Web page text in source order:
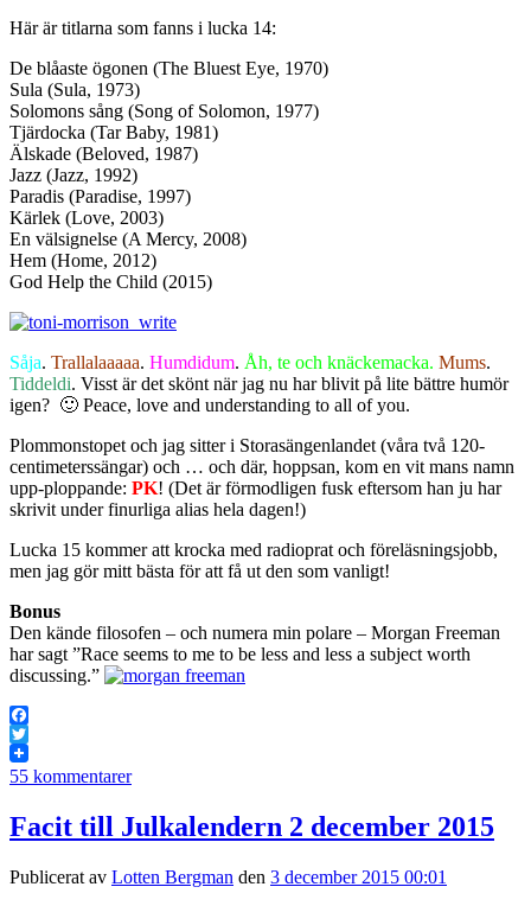
Här är titlarna som fanns i lucka 14:
De blåaste ögonen (The Bluest Eye, 1970)
Sula (Sula, 1973)
Solomons sång (Song of Solomon, 1977)
Tjärdocka (Tar Baby, 1981)
Älskade (Beloved, 1987)
Jazz (Jazz, 1992)
Paradis (Paradise, 1997)
Kärlek (Love, 2003)
En välsignelse (A Mercy, 2008)
Hem (Home, 2012)
God Help the Child (2015)
Såja. Trallalaaaaa. Humdidum. Åh, te och knäckemacka. Mums.
Tiddeldi. Visst är det skönt när jag nu har blivit på lite bättre humör
igen? 🙂 Peace, love and understanding to all of you.
Plommonstopet och jag sitter i Storasängenlandet (våra två 120-
centimeterssängar) och … och där, hoppsan, kom en vit mans namn
upp-ploppande: PK! (Det är förmodligen fusk eftersom han ju har
skrivit under finurliga alias hela dagen!)
Lucka 15 kommer att krocka med radioprat och föreläsningsjobb,
men jag gör mitt bästa för att få ut den som vanligt!
Bonus
Den kände filosofen – och numera min polare – Morgan Freeman
har sagt ”Race seems to me to be less and less a subject worth
discussing.”
Facebook
Twitter
55 kommentarer
Facit till Julkalendern 2 december 2015
Publicerat av Lotten Bergman den 3 december 2015 00:01